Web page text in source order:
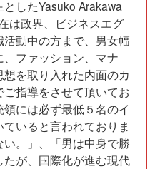
したYasuko Arakawa
は政界、ビジネスエグ
動中の方まで、男女幅
ファッション、マナ
を取り入れた内面のカ
指導をさせて頂いてお
には必ず最低５名のイ
いると言われておりま
。」、「男は中身で勝
が、国際化が進む現代